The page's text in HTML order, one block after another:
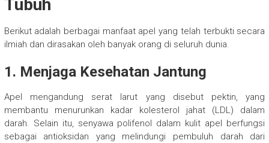
Tubuh
Berikut adalah berbagai manfaat apel yang telah terbukti secara
ilmiah dan dirasakan oleh banyak orang di seluruh dunia.
1. Menjaga Kesehatan Jantung
Apel mengandung serat larut yang disebut pektin, yang
membantu menurunkan kadar kolesterol jahat (LDL) dalam
darah. Selain itu, senyawa polifenol dalam kulit apel berfungsi
sebagai antioksidan yang melindungi pembuluh darah dari